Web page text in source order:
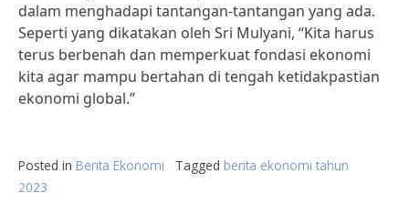
dalam menghadapi tantangan-tantangan yang ada.
Seperti yang dikatakan oleh Sri Mulyani, “Kita harus
terus berbenah dan memperkuat fondasi ekonomi
kita agar mampu bertahan di tengah ketidakpastian
ekonomi global.”
Posted in Berita Ekonomi Tagged berita ekonomi tahun
2023